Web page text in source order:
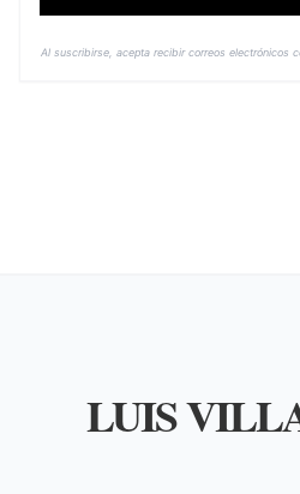
Al suscribirse, acepta recibir correos electrónicos
LUIS